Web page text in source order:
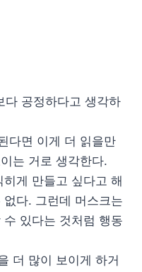
다 공정하다고 생각하
다면 이게 더 읽을만
는 거로 생각한다.
게 만들고 싶다고 해
다. 그런데 머스크는
있다는 것처럼 행동
더 많이 보이게 하거